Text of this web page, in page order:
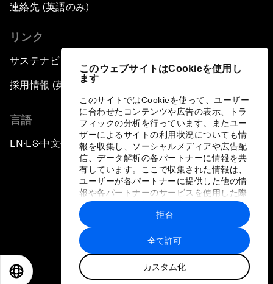
このウェブサイトはCookieを使用し
ます
このサイトではCookieを使って、ユーザー
に合わせたコンテンツや広告の表示、トラ
フィックの分析を行っています。またユー
ザーによるサイトの利用状況についても情
報を収集し、ソーシャルメディアや広告配
信、データ解析の各パートナーに情報を共
有しています。ここで収集された情報は、
ユーザーが各パートナーに提供した他の情
報や各パートナーのサービスを使用した際
に収集された情報と組み合わされ、各パー
トナーによって使用されることがありま
す。
全て許可
カスタム化
拒否
The Rise of Data-ocracy
Earth Data: A Remedy for Environmental Risk?
Scaling Up Electric Mobility
Strategic Outlook on Europe
China's Green Leadership
In Innovation's Shadow
Welcome to the Annual Meeting of the New
Champions 2018
Opening Plenary with Li Keqiang
連絡先 (英語のみ)
リンク
サステナビリティへの取り組み
採用情報 (英語のみ)
言語
EN ▪ES▪中文▪ 日本語
プライバシーポリシーと利用規約
サイトマップ
©
世界経済フォーラム